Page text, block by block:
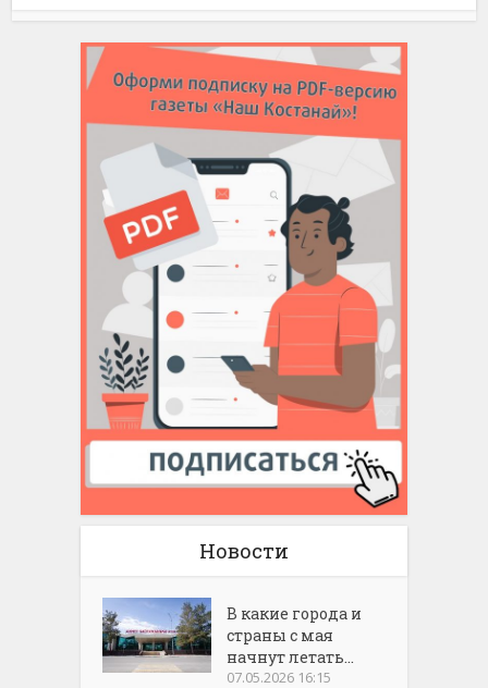
Новости
В какие города и
страны с мая
начнут летать...
07.05.2026 16:15